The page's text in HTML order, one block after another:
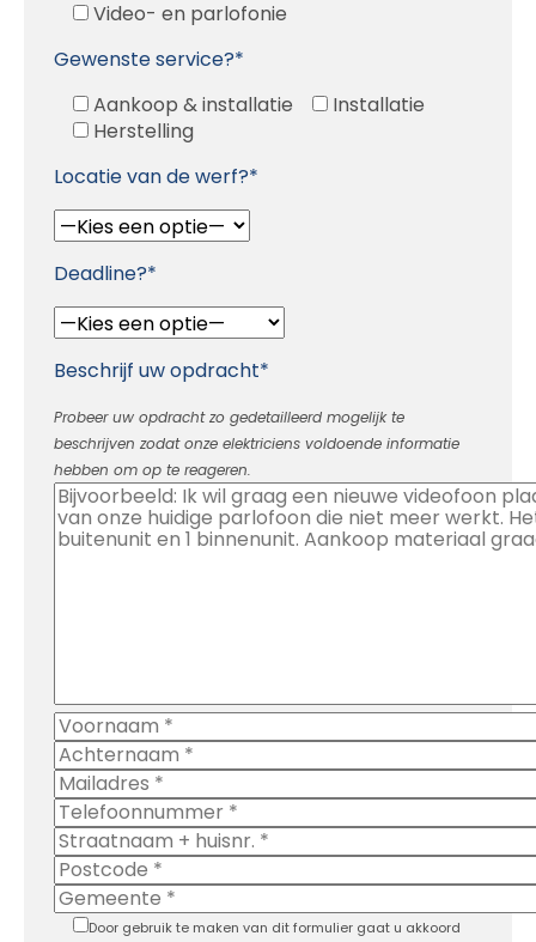
Video- en parlofonie
Gewenste service?*
Aankoop & installatie
Installatie
Herstelling
Locatie van de werf?*
Deadline?*
Beschrijf uw opdracht*
Probeer uw opdracht zo gedetailleerd mogelijk te
beschrijven zodat onze elektriciens voldoende informatie
hebben om op te reageren.
Door gebruik te maken van dit formulier gaat u akkoord